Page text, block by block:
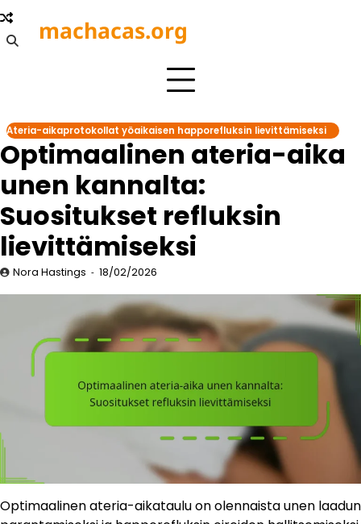
Skip
to
content
machacas.org
Ateria-aikaprotokollat yöaikaisen happorefluksin lievittämiseksi
Optimaalinen ateria-aika
unen kannalta:
Suositukset refluksin
lievittämiseksi
Nora Hastings 18/02/2026
Optimaalinen ateria-aikataulu on olennaista unen laadun